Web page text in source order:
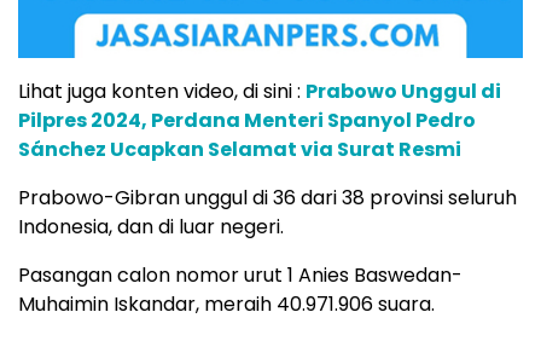
Lihat juga konten video, di sini : Prabowo Unggul di
Pilpres 2024, Perdana Menteri Spanyol Pedro
Sánchez Ucapkan Selamat via Surat Resmi
Prabowo-Gibran unggul di 36 dari 38 provinsi seluruh
Indonesia, dan di luar negeri.
Pasangan calon nomor urut 1 Anies Baswedan-
Muhaimin Iskandar, meraih 40.971.906 suara.